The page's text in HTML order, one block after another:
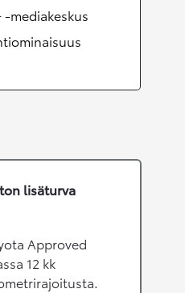
-mediakeskus
lisäturva
Approved
12 kk